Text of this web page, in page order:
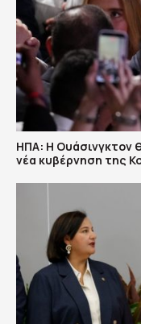
ΗΠΑ: H Ουάσινγκτον
νέα κυβέρνηση της